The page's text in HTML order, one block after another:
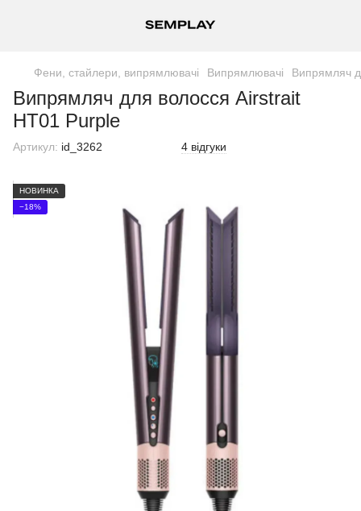
Фени, стайлери, випрямлювачі Випрямлювачі Випрямляч
Випрямляч для волосся Airstrait
HT01 Purple
Артикул: id_3262 4 відгуки
НОВИНКА
−18%